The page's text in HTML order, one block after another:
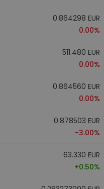
0.864298 EUR
0.00%
511.480 EUR
0.00%
0.864560 EUR
0.00%
0.878503 EUR
-3.00%
63.330 EUR
+0.50%